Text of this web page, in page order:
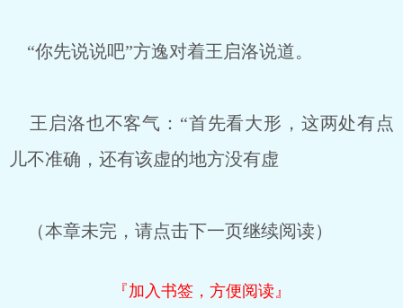
“你先说说吧”方逸对着王启洛说道。
王启洛也不客气：“首先看大形，这两处有点
儿不准确，还有该虚的地方没有虚
（本章未完，请点击下一页继续阅读）
『加入书签，方便阅读』